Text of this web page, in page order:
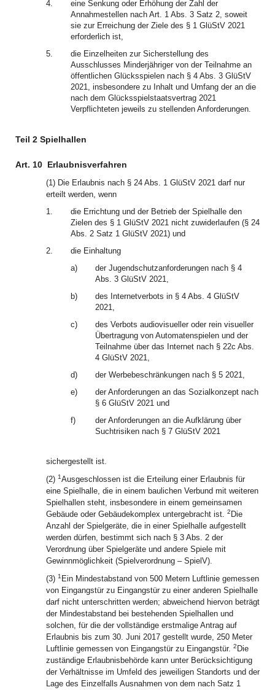
4.
eine Senkung oder Erhöhung der Zahl der
Annahmestellen nach Art. 1 Abs. 3 Satz 2, soweit
sie zur Erreichung der Ziele des § 1 GlüStV 2021
erforderlich ist,
5.
die Einzelheiten zur Sicherstellung des
Ausschlusses Minderjähriger von der Teilnahme an
öffentlichen Glücksspielen nach § 4 Abs. 3 GlüStV
2021, insbesondere zu Inhalt und Umfang der an die
nach dem Glücksspielstaatsvertrag 2021
Verpflichteten jeweils zu stellenden Anforderungen.
Teil 2 Spielhallen
Art. 10 Erlaubnisverfahren
(1) Die Erlaubnis nach § 24 Abs. 1 GlüStV 2021 darf nur
erteilt werden, wenn
1.
die Errichtung und der Betrieb der Spielhalle den
Zielen des § 1 GlüStV 2021 nicht zuwiderlaufen (§ 24
Abs. 2 Satz 1 GlüStV 2021) und
2.
die Einhaltung
a)
der Jugendschutzanforderungen nach § 4
Abs. 3 GlüStV 2021,
b)
des Internetverbots in § 4 Abs. 4 GlüStV
2021,
c)
des Verbots audiovisueller oder rein visueller
Übertragung von Automatenspielen und der
Teilnahme über das Internet nach § 22c Abs.
4 GlüStV 2021,
d)
der Werbebeschränkungen nach § 5 2021,
e)
der Anforderungen an das Sozialkonzept nach
§ 6 GlüStV 2021 und
f)
der Anforderungen an die Aufklärung über
Suchtrisiken nach § 7 GlüStV 2021
sichergestellt ist.
(2) 1Ausgeschlossen ist die Erteilung einer Erlaubnis für
eine Spielhalle, die in einem baulichen Verbund mit weiteren
Spielhallen steht, insbesondere in einem gemeinsamen
Gebäude oder Gebäudekomplex untergebracht ist. 2 Die
Anzahl der Spielgeräte, die in einer Spielhalle aufgestellt
werden dürfen, bestimmt sich nach § 3 Abs. 2 der
Verordnung über Spielgeräte und andere Spiele mit
Gewinnmöglichkeit (Spielverordnung – SpielV).
(3) 1 Ein Mindestabstand von 500 Metern Luftlinie gemessen
von Eingangstür zu Eingangstür zu einer anderen Spielhalle
darf nicht unterschritten werden; abweichend hiervon beträgt
der Mindestabstand bei bestehenden Spielhallen und
solchen, für die der vollständige erstmalige Antrag auf
Erlaubnis bis zum 30. Juni 2017 gestellt wurde, 250 Meter
Luftlinie gemessen von Eingangstür zu Eingangstür. 2 Die
zuständige Erlaubnisbehörde kann unter Berücksichtigung
der Verhältnisse im Umfeld des jeweiligen Standorts und der
Lage des Einzelfalls Ausnahmen von dem nach Satz 1